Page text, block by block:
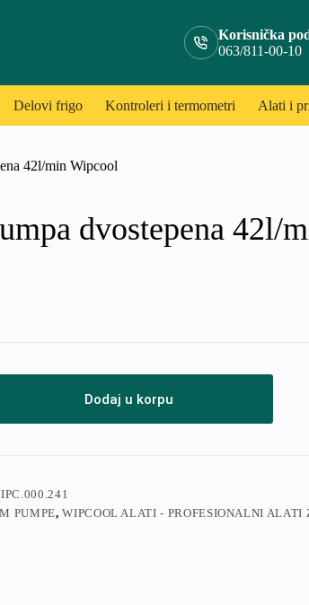
Korisnička
063/811-00-10
Delovi frigo Kontroleri i termometri Alati i
42l/min Wipcool
dvostepena 42l/
Dodaj u korpu
PUMPE,WIPCOOL ALATI - PROFESIONALNI ALATI